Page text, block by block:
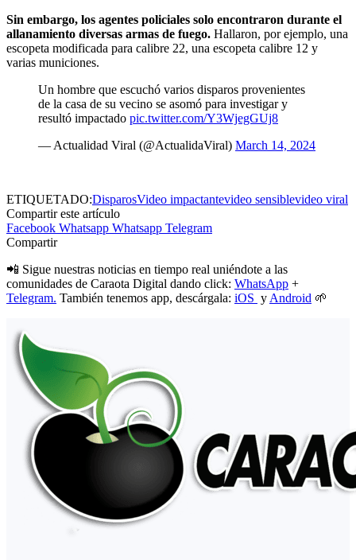
Sin embargo, los agentes policiales solo encontraron durante el
allanamiento diversas armas de fuego. Hallaron, por ejemplo, una
escopeta modificada para calibre 22, una escopeta calibre 12 y
varias municiones.
Un hombre que escuchó varios disparos provenientes
de la casa de su vecino se asomó para investigar y
resultó impactado pic.twitter.com/Y3WjegGUj8
— Actualidad Viral (@ActualidaViral) March 14, 2024
ETIQUETADO:DisparosVideo impactantevideo sensiblevideo viral
Compartir este artículo
Facebook Whatsapp Whatsapp Telegram
Compartir
📲 Sigue nuestras noticias en tiempo real uniéndote a las
comunidades de Caraota Digital dando click: WhatsApp +
Telegram. También tenemos app, descárgala: iOS y Android 🌱